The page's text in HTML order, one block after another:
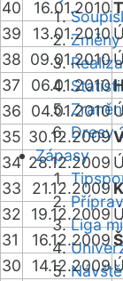
Dresy
Zápasy
Liga
40
16.01.2010
39
13.01.2010
38 09.01.2010
37
06.01.2010
36
04.01.2010
35 30.12.2009
34 28.12.2009
33
21.12.2009
32
19.12.2009
31
16.12.2009
30
14.12.2009